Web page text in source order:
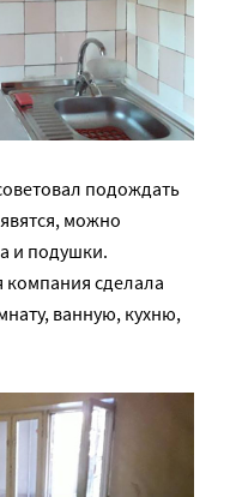
подождать
можно
и подушки.
компания сделала
ванную, кухню,